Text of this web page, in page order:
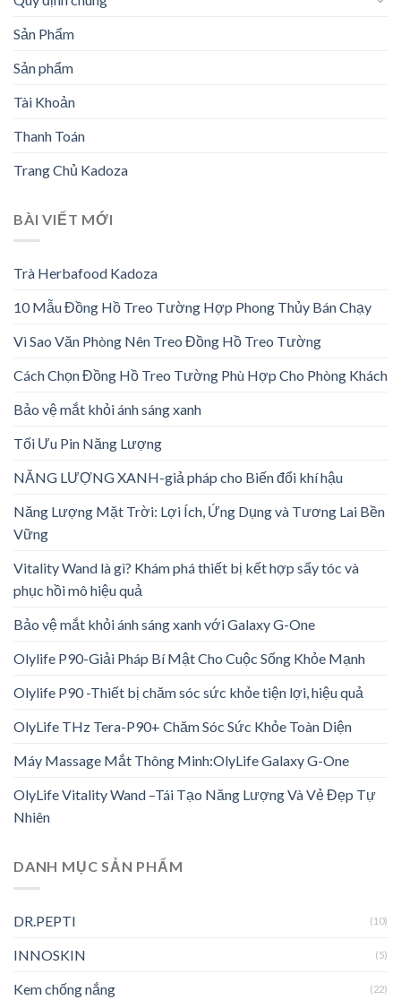
Sản Phẩm
Sản phẩm
Tài Khoản
Thanh Toán
Trang Chủ Kadoza
BÀI VIẾT MỚI
Trà Herbafood Kadoza
10 Mẫu Đồng Hồ Treo Tường Hợp Phong Thủy Bán Chạy
Vì Sao Văn Phòng Nên Treo Đồng Hồ Treo Tường
Cách Chọn Đồng Hồ Treo Tường Phù Hợp Cho Phòng Khách
Bảo vệ mắt khỏi ánh sáng xanh
Tối Ưu Pin Năng Lượng
NĂNG LƯỢNG XANH-giả pháp cho Biến đổi khí hậu
Năng Lượng Mặt Trời: Lợi Ích, Ứng Dụng và Tương Lai Bền
Vững
Vitality Wand là gì? Khám phá thiết bị kết hợp sấy tóc và
phục hồi mô hiệu quả
Bảo vệ mắt khỏi ánh sáng xanh với Galaxy G-One
Olylife P90-Giải Pháp Bí Mật Cho Cuộc Sống Khỏe Mạnh
Olylife P90 -Thiết bị chăm sóc sức khỏe tiện lợi, hiệu quả
OlyLife THz Tera-P90+ Chăm Sóc Sức Khỏe Toàn Diện
Máy Massage Mắt Thông Minh:OlyLife Galaxy G-One
OlyLife Vitality Wand –Tái Tạo Năng Lượng Và Vẻ Đẹp Tự
Nhiên
DANH MỤC SẢN PHẨM
DR.PEPTI (10)
INNOSKIN (5)
Kem chống nắng (22)